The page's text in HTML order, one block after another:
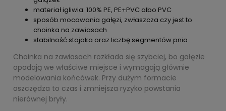
materiał igliwia: 100% PE, PE+PVC albo PVC
sposób mocowania gałęzi, zwłaszcza czy jest to
choinka na zawiasach
stabilność stojaka oraz liczbę segmentów pnia
Choinka na zawiasach rozkłada się szybciej, bo gałęzie
opadają we właściwe miejsce i wymagają głównie
modelowania końcówek. Przy dużym formacie
oszczędza to czas i zmniejsza ryzyko powstania
nierównej bryły.